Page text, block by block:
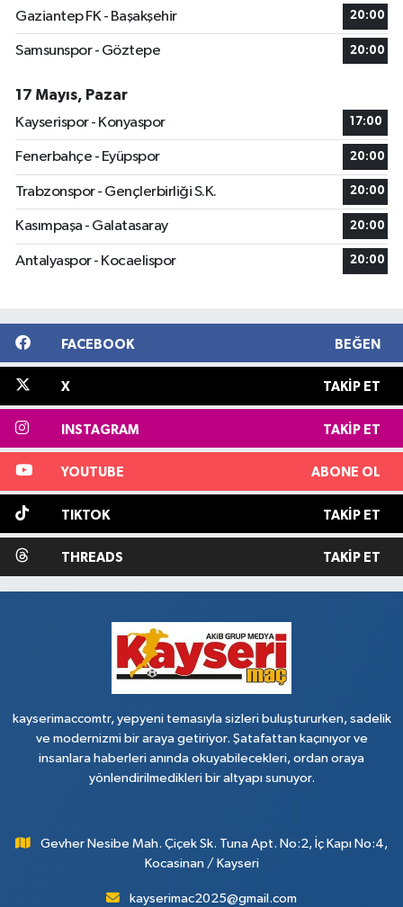
Gaziantep FK - Başakşehir 20:00
Samsunspor - Göztepe 20:00
17 Mayıs, Pazar
Kayserispor - Konyaspor
17:00
Fenerbahçe - Eyüpspor 20:00
Trabzonspor - Gençlerbirliği S.K. 20:00
Kasımpaşa - Galatasaray 20:00
Antalyaspor - Kocaelispor 20:00
FACEBOOK BEĞEN
X TAKIP ET
INSTAGRAM TAKIP ET
YOUTUBE ABONE OL
TIKTOK TAKIP ET
THREADS TAKIP ET
kayserimaccomtr, yepyeni temasıyla sizleri buluştururken, sadelik
ve modernizmi bir araya getiriyor. Şatafattan kaçınıyor ve
insanlara haberleri anında okuyabilecekleri, ordan oraya
yönlendirilmedikleri bir altyapı sunuyor.
Gevher Nesibe Mah. Çiçek Sk. Tuna Apt. No:2, İç Kapı No:4,
Kocasinan / Kayseri
kayserimac2025@gmail.com